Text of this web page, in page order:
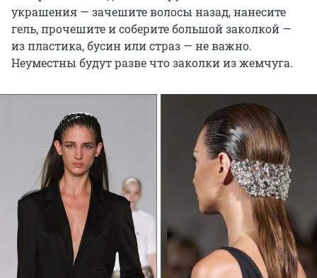
украшения — зачешите волосы назад, нанесите
гель, прочешите и соберите большой заколкой —
из пластика, бусин или страз — не важно.
Неуместны будут разве что заколки из жемчуга.